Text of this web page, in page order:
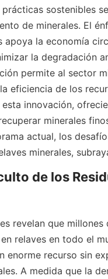
sostenibles
de minerales. El
apoya la economía
la degradación
permite al sector
eficiencia de los
innovación,
minerales
actual, los
minerales,
de los
revelan que
relaves en todo el
enorme recurso sin
A medida que la